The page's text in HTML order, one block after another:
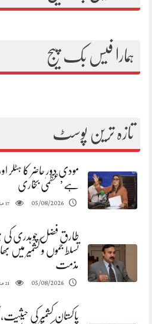
ہمارا فیس بک پیج
تازہ ترین پوسٹ
مودی دور حاضر کا ہٹلر
ہے’عظمیٰ بخاری
05/08/2026
17
طارق فضل چوہدری کی
تسلط جموں و کشمیر میں
مذمت
05/08/2026
21
پاکستان کشمیر کی